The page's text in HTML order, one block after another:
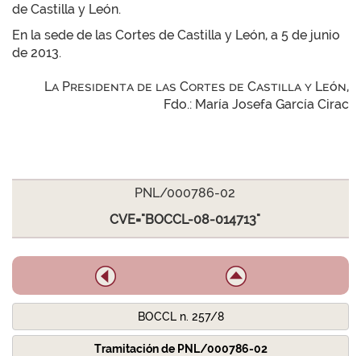
de Castilla y León.
En la sede de las Cortes de Castilla y León, a 5 de junio
de 2013.
La Presidenta de las Cortes de Castilla y León,
Fdo.: María Josefa García Cirac
PNL/000786-02
CVE="BOCCL-08-014713"
BOCCL n. 257/8
Tramitación de PNL/000786-02